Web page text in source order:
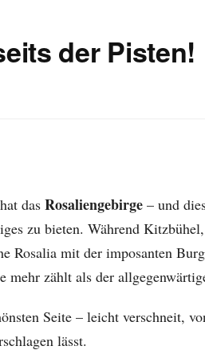
der Pisten!
das Rosaliengebirge– und
zu bieten. Während
Rosalia mit der imposanten
zählt als der
Seite – leicht verschneit,
lässt.